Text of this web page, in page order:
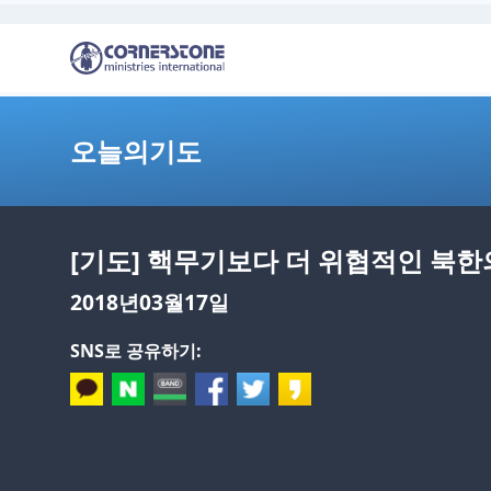
오늘의기도
[기도] 핵무기보다 더 위협적인 북
2018년03월17일
SNS로 공유하기: